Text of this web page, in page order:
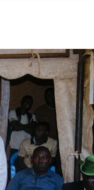
KUWEKEZA KWA
YA KABONI
UCHAKATAJI WA
WAKATI WA
YA WANANCHI